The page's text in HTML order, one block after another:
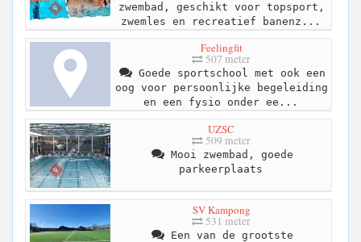
zwembad, geschikt voor topsport,
zwemles en recreatief banenz...
Feelingfit
507 meter
Goede sportschool met ook een
oog voor persoonlijke begeleiding
en een fysio onder ee...
UZSC
509 meter
Mooi zwembad, goede
parkeerplaats
SV Kampong
531 meter
Een van de grootste